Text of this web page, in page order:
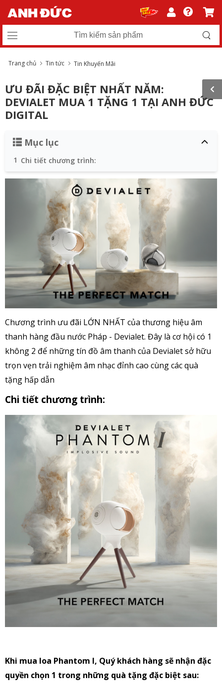
Trang chủ Tin tức Tin Khuyến Mãi
ƯU ĐÃI ĐẶC BIỆT NHẤT NĂM:
DEVIALET MUA 1 TẶNG 1 TẠI ANH ĐỨC
DIGITAL
Mục lục
1 Chi tiết chương trình:
Chương trình ưu đãi LỚN NHẤT của thương hiệu âm
thanh hàng đầu nước Pháp - Devialet. Đây là cơ hội có 1
không 2 để những tín đồ âm thanh của Devialet sở hữu
trọn vẹn trải nghiệm âm nhạc đỉnh cao cùng các quà
tặng hấp dẫn
Chi tiết chương trình:
Khi mua loa Phantom I, Quý khách hàng sẽ nhận đặc
quyền chọn 1 trong những quà tặng đặc biệt sau: